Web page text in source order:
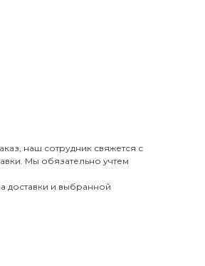
наш сотрудник свяжется с
Мы обязательно учтем
доставки и выбранной